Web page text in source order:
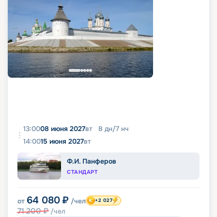
13:0008 июня 2027вт 8 дн/7 нч
14:0015 июня 2027вт
Ф.И. Панферов
СТАНДАРТ
от 64 080 ₽ /чел
71 200₽ /чел
+2 027